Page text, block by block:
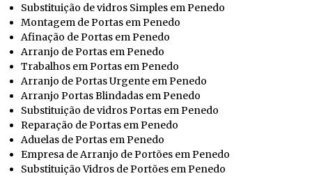
Substituição de vidros Simples em Penedo
Montagem de Portas em Penedo
Afinação de Portas em Penedo
Arranjo de Portas em Penedo
Trabalhos em Portas em Penedo
Arranjo de Portas Urgente em Penedo
Arranjo Portas Blindadas em Penedo
Substituição de vidros Portas em Penedo
Reparação de Portas em Penedo
Aduelas de Portas em Penedo
Empresa de Arranjo de Portões em Penedo
Substituição Vidros de Portões em Penedo